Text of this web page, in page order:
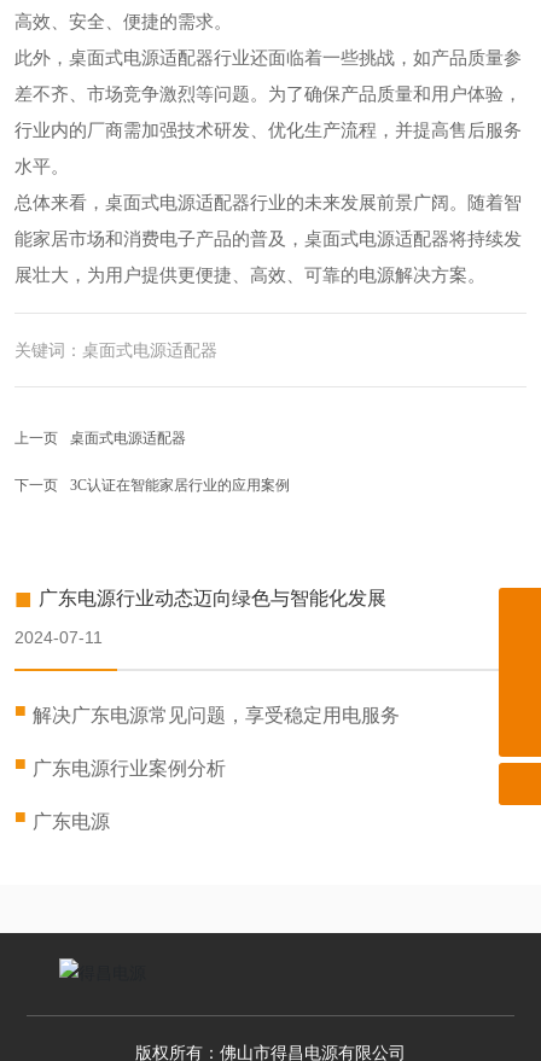
高效、安全、便捷的需求。
此外，桌面式电源适配器行业还面临着一些挑战，如产品质量参
差不齐、市场竞争激烈等问题。为了确保产品质量和用户体验，
行业内的厂商需加强技术研发、优化生产流程，并提高售后服务
水平。
总体来看，桌面式电源适配器行业的未来发展前景广阔。随着智
能家居市场和消费电子产品的普及，桌面式电源适配器将持续发
展壮大，为用户提供更便捷、高效、可靠的电源解决方案。
关键词： 桌面式电源适配器
上一页 桌面式电源适配器
下一页 3C认证在智能家居行业的应用案例
■ 广东电源行业动态迈向绿色与智能化发展
2024-07-11
■ 解决广东电源常见问题，享受稳定用电服务
■ 广东电源行业案例分析
■ 广东电源
版权所有：佛山市得昌电源有限公司
0757-26638896
13922379966 郭经理